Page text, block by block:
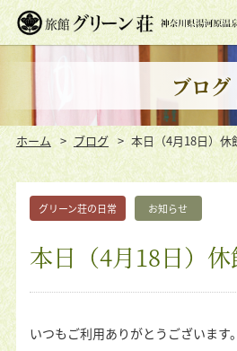
ブログ
ホーム ブログ 本日（4月18日）休
グリーン荘の日常 お知らせ
本日（4月18日）
いつもご利用ありがとうございます。